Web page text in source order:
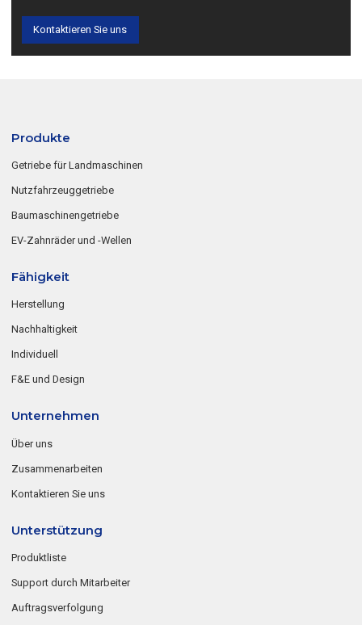
Kontaktieren Sie uns
Produkte
Getriebe für Landmaschinen
Nutzfahrzeuggetriebe
Baumaschinengetriebe
EV-Zahnräder und -Wellen
Fähigkeit
Herstellung
Nachhaltigkeit
Individuell
F&E und Design
Unternehmen
Über uns
Zusammenarbeiten
Kontaktieren Sie uns
Unterstützung
Produktliste
Support durch Mitarbeiter
Auftragsverfolgung